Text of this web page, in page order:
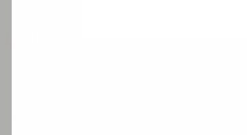
тонн)